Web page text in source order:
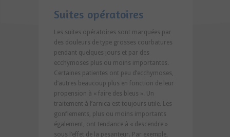
Suites opératoires
Les suites opératoires sont marquées par
des douleurs de type grosses courbatures
pendant quelques jours et par des
ecchymoses plus ou moins importantes.
Certaines patientes ont peu d’ecchymoses,
d’autres beaucoup plus en fonction de leur
propension à « faire des bleus ». Un
traitement à l’arnica est toujours utile. Les
gonflements, plus ou moins importants
également, ont tendance à « descendre »
sous l’effet de la pesanteur. Par exemple,